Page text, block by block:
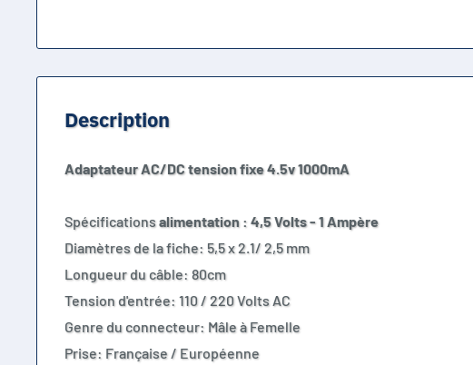
Description
Adaptateur AC/DC tension fixe 4.5v 1000mA
Spécificationsalimentation : 4,5 Volts - 1 Ampère
Diamètres de la fiche: 5,5 x 2.1/ 2,5 mm
Longueur du câble: 80cm
Tension d'entrée: 110 / 220 Volts AC
Genre du connecteur: Mâle à Femelle
Prise: Française / Européenne